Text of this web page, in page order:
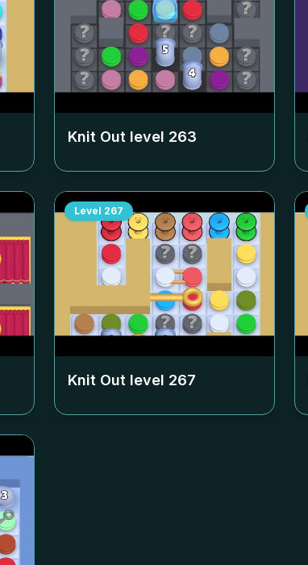
Knit Out level 263
Level 267
Knit Out level 267